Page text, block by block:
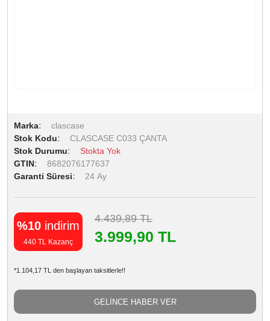
Marka
clascase
Stok Kodu
CLASCASE C033 ÇANTA
Stok Durumu
Stokta Yok
GTIN
8682076177637
Garanti Süresi
24 Ay
%10 indirim
440 TL Kazanç
4.439,89 TL
3.999,90 TL
*1.104,17 TL den başlayan taksitlerle!!
GELİNCE HABER VER